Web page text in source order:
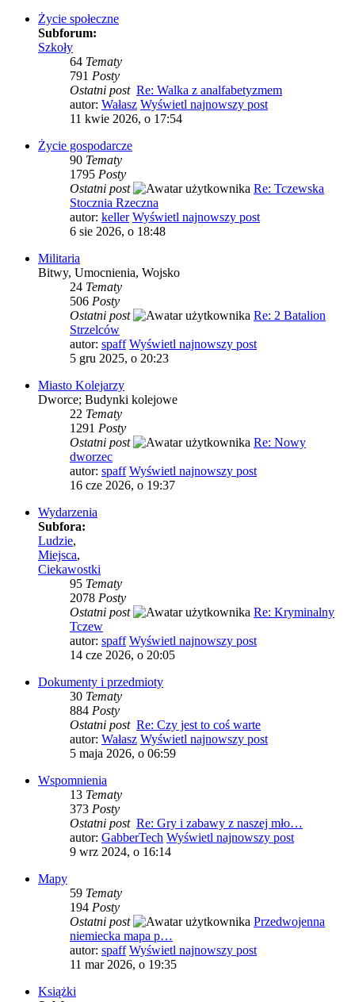
Życie społeczne
Subforum:
Szkoły
64 Tematy
791 Posty
Ostatni post Re: Walka z analfabetyzmem
autor: Wałasz Wyświetl najnowszy post
11 kwie 2026, o 17:54
Życie gospodarcze
90 Tematy
1795 Posty
Ostatni post
Re: Tczewska
Stocznia Rzeczna
autor: keller Wyświetl najnowszy post
6 sie 2026, o 18:48
Militaria
Bitwy, Umocnienia, Wojsko
24 Tematy
506 Posty
Ostatni post
Re: 2 Batalion
Strzelców
autor: spaff Wyświetl najnowszy post
5 gru 2025, o 20:23
Miasto Kolejarzy
Dworce; Budynki kolejowe
22 Tematy
1291 Posty
Ostatni post
Re: Nowy
dworzec
autor: spaff Wyświetl najnowszy post
16 cze 2026, o 19:37
Wydarzenia
Subfora:
Ludzie,
Miejsca,
Ciekawostki
95 Tematy
2078 Posty
Ostatni post
Re: Kryminalny
Tczew
autor: spaff Wyświetl najnowszy post
14 cze 2026, o 20:05
Dokumenty i przedmioty
30 Tematy
884 Posty
Ostatni post Re: Czy jest to coś warte
autor: Wałasz Wyświetl najnowszy post
5 maja 2026, o 06:59
Wspomnienia
13 Tematy
373 Posty
Ostatni post Re: Gry i zabawy z naszej mło…
autor: GabberTech Wyświetl najnowszy post
9 wrz 2024, o 16:14
Mapy
59 Tematy
194 Posty
Ostatni post
Przedwojenna
niemiecka mapa p…
autor: spaff Wyświetl najnowszy post
11 mar 2026, o 19:35
Książki